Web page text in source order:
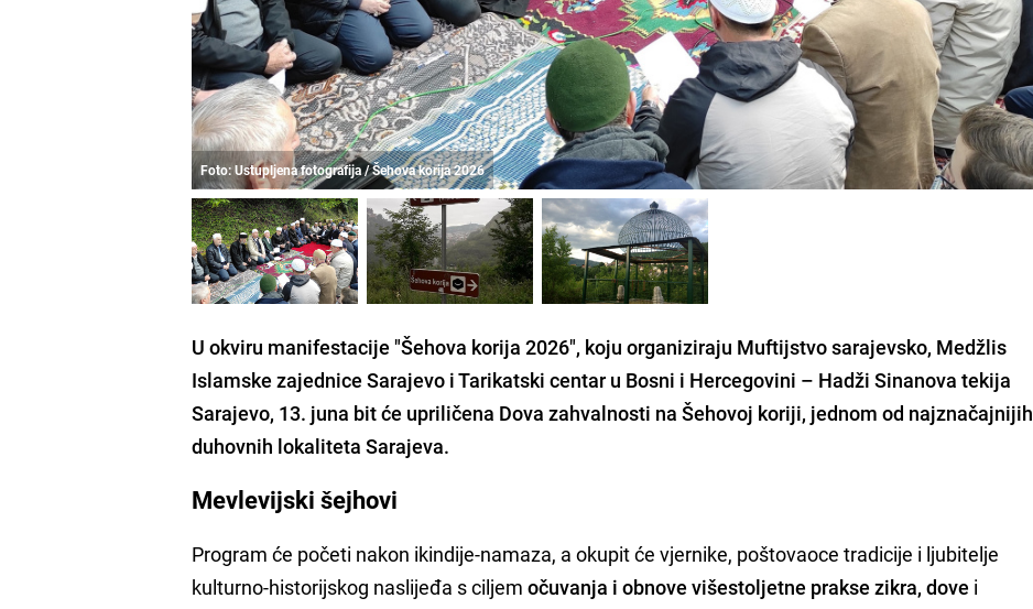
Foto: Ustupljena fotografija / Šehova korija 2026
U okviru manifestacije "Šehova korija 2026", koju organiziraju Muftijstvo sarajevsko, Medžlis
Islamske zajednice Sarajevo i Tarikatski centar u Bosni i Hercegovini – Hadži Sinanova tekija
Sarajevo, 13. juna bit će upriličena Dova zahvalnosti na Šehovoj koriji, jednom od najznačajnijih
duhovnih lokaliteta Sarajeva.
Mevlevijski šejhovi
Program će početi nakon ikindije-namaza, a okupit će vjernike, poštovaoce tradicije i ljubitelje
kulturno-historijskog naslijeđa s ciljemočuvanja i obnove višestoljetne prakse zikra, dove i